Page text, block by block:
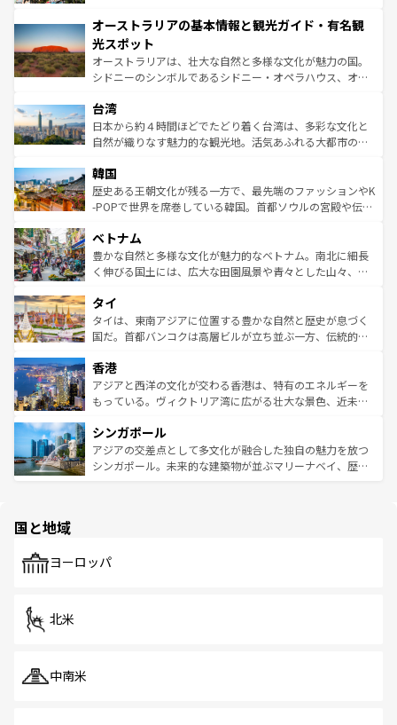
部のニューオーリンズでは、音楽と美食が融合した独特の
文化が魅力。旅行者はアメリカの各地域で異なる魅力を楽
しみながら、その多様性と豊かな歴史を感じることができ
るだろう。車でのロードトリップや列車の旅も、アメリカ
情報は
ワイ島は見逃せない。また、定番の観光地といえばオアフ
島だが、静かな自然を求めるならマウイ島やカウアイ島が
おすすめ。エメラルドグリーンに輝く海をはじめ、豊かな
文化や歴史が息づいている。「アロハスピリット」と呼ば
人々、おいしいローカルフードやハワイアンミュージッ
ク、伝統的なフラダンスなど、すべてがハワイの魅力を彩
っている。訪れるたびに新しい発見と感動が待っているハ
はコンテンツ一覧
オーストラリアの基本情報と観光ガイド・有名観
光スポット
オーストラリアは、壮大な自然と多様な文化が魅力の国。
シドニーのシンボルであるシドニー・オペラハウス、オー
リアリーフや大陸中央部にそびえるウルル（エアーズロッ
ク）、タスマニアの美しい原生林やケアンズの熱帯雨林な
ど、見どころがたくさん。また、カフェやワイン、オージ
いる。アクティビティも充実しており、サーフィンやダイ
ビング、ハイキングなど、アウトドア好きにはたまらな
い。オーストラリアの多彩な魅力を存分に味わいつくそ
参照してほしい。
台湾
日本から約４時間ほどでたどり着く台湾は、多彩な文化と
自然が織りなす魅力的な観光地。活気あふれる大都市の台
ン）、静ひつな山岳地帯である台湾東部など、都市の喧騒
と山間の静けさが共存しており、訪れる人に新しい発見と
驚きをもたらしてくれる。また、奥深い台湾の食文化も魅
容にもいいと評判のスイーツなど、バラエティ豊かな料理
が味わえる。 なお、新着の台湾情報は コンテンツ一覧を参
照してほしい。
韓国
歴史ある王朝文化が残る一方で、最先端のファッションやK
-POPで世界を席巻している韓国。首都ソウルの宮殿や伝統
き、地方に足を延ばせば四季折々の自然美を楽しむことが
できる。そして、キムチや焼肉、絶品のストリートフード
まで、さまざまな韓国料理が待っている。夜には、韓国な
リティに包まれながら、韓国の多彩な魅力を心ゆくまで味
わってみてほしい。 なお、新着の韓国情報はコンテンツ一
覧を参照してほしい。
ベトナム
豊かな自然と多様な文化が魅力的なベトナム。南北に細長
く伸びる国土には、広大な田園風景や青々とした山々、世
急速な発展と共に伝統が息づく。ハノイの古い町並みやホ
ーチミン市のフランス統治時代の建物も、独特の雰囲気を
醸し出している。また、バラエティの豊かさとおいしさで
とつ。フォーやバインミー、ベトナムコーヒーなどは、ぜ
ひ現地で味わいたい。どの地域を訪れてもあたたかい人々
が旅行者を迎えてくれるので、きっと忘れられない旅にな
参照してほしい。
タイ
タイは、東南アジアに位置する豊かな自然と歴史が息づく
国だ。首都バンコクは高層ビルが立ち並ぶ一方、伝統的な
の活気が交差している。北部ではチェンマイなどの山岳地
帯で自然と触れ合い、南部ではプーケットやクラビの美し
いビーチでリゾート気分を楽しむことができる。タイ料理
激する。気候は一年中温暖で、どの季節にも異なる楽しみ
が待っている。親しみやすいタイの人々、仏教を中心とし
た文化、そして多様な観光資源が、訪れる旅人を魅了し続
香港
アジアと西洋の文化が交わる香港は、特有のエネルギーを
もっている。ヴィクトリア湾に広がる壮大な景色、近未来
み、どこを訪れても感動するはず。観光スポットが密集し
ており、効率よく見どころを回れるのも魅力。息をのむよ
うな絶景から文化的な体験まで、香港を存分に楽しみ尽く
シンガポール
アジアの交差点として多文化が融合した独自の魅力を放つ
シンガポール。未来的な建築物が並ぶマリーナベイ、歴史
で、ホーカーズは地元の風情を楽しめる外せないスポット
国と地域
ヨーロッパ
北米
中南米